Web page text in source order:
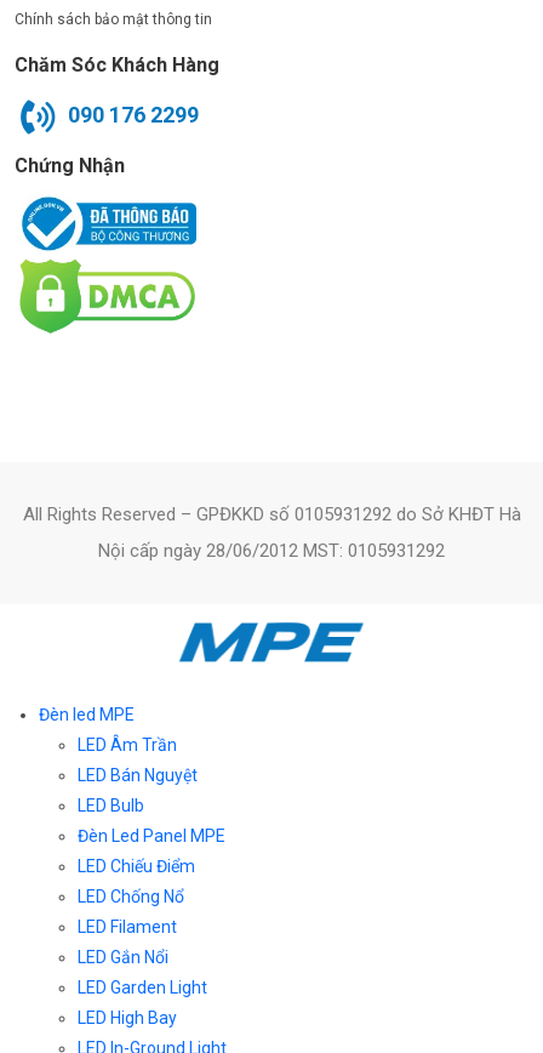
Chính sách bảo mật thông tin
Chăm Sóc Khách Hàng
090 176 2299
Chứng Nhận
All Rights Reserved – GPĐKKD số 0105931292 do Sở KHĐT Hà
Nội cấp ngày 28/06/2012 MST: 0105931292
Đèn led MPE
LED Âm Trần
LED Bán Nguyệt
LED Bulb
Đèn Led Panel MPE
LED Chiếu Điểm
LED Chống Nổ
LED Filament
LED Gắn Nổi
LED Garden Light
LED High Bay
LED In-Ground Light